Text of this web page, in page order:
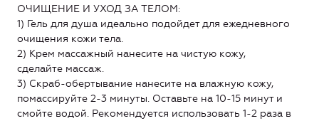
ОЧИЩЕНИЕ И УХОД ЗА ТЕЛОМ:
1) Гель для душа идеально подойдет для ежедневного
очищения кожи тела.
2) Крем массажный нанесите на чистую кожу,
сделайте массаж.
3) Скраб-обертывание нанесите на влажную кожу,
помассируйте 2-3 минуты. Оставьте на 10-15 минут и
смойте водой. Рекомендуется использовать 1-2 раза в